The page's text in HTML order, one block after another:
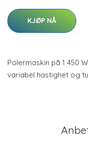
KJØP NÅ
Polermaskin på 1 450
variabel hastighet og